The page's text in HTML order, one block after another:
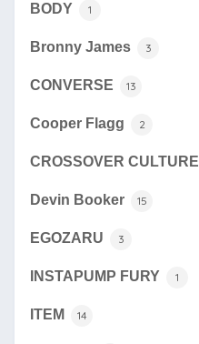
BODY 1
Bronny James 3
CONVERSE 13
Cooper Flagg 2
CROSSOVER CULTURE
Devin Booker 15
EGOZARU 3
INSTAPUMP FURY 1
ITEM 14